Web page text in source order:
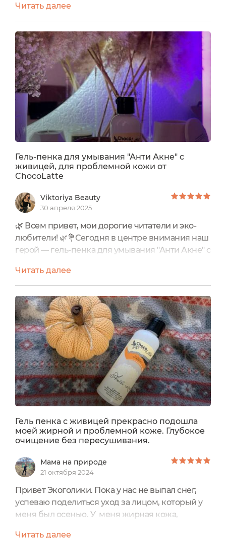
ChocoLatteНатуральное и безопасное
кремовое косметическое средство для
деликатного очищения кожи и снятия
макияжа.Флакон выполнен из белого
непрозрачного пластика И оснащён
пластиковым колпачком с откидной крышкой
Флакон имеет стильную...
Читать далее
Гель-пенка для умывания "Анти Акне" с
живицей, для проблемной кожи от
ChocoLatte
Viktoriya Beauty
30 апреля 2025
🌿 Всем привет, мои дорогие читатели и эко-
любители! 🌿💐Сегодня в центре внимания наш
герой — гель-пенка для умывания "Анти Акне" с
разработанная для проблемной
кожи.Информация от производителя:Этот
натуральный и безопасный косметический
продукт на основе фруктовых энзимов
обеспечивает деликатное очищение кожи и
эффективное снятие макияжа. Гель-пенка "Анти
Акне" не...
Читать далее
Гель пенка с живицей прекрасно подошла
моей жирной и проблемной коже. Глубокое
очищение без пересушивания.
Мама на природе
21 октября 2024
Привет Экоголики. Пока у нас не выпал снег,
успеваю поделиться уход за лицом, который у
меня был осенью. У меня жирная кожа,
Читать далее